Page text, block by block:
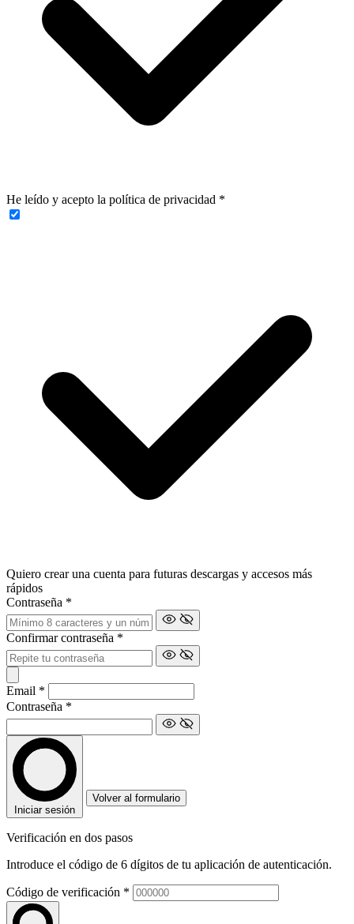
He leído y acepto la política de privacidad *
Quiero crear una cuenta para futuras descargas y accesos más
rápidos
Contraseña *
Confirmar contraseña *
Email *
Contraseña *
Iniciar sesión
Volver al formulario
Verificación en dos pasos
Introduce el código de 6 dígitos de tu aplicación de autenticación.
Código de verificación *